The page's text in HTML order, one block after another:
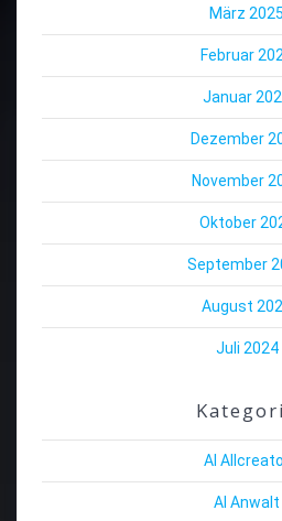
März 2025
Februar
Januar
Dezember
November
Oktober
September
August
Juli 2024
AI
AI Anwalt